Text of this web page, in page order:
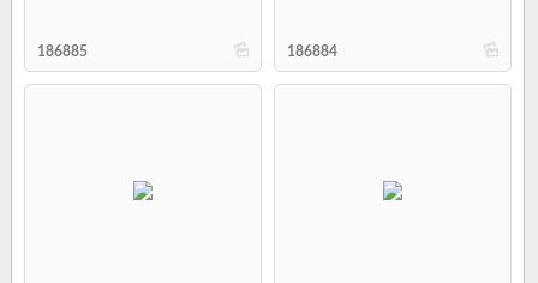
b
186885 b
186884